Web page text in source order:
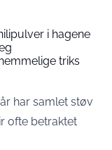
i hagene
triks
har samlet støv
ofte betraktet